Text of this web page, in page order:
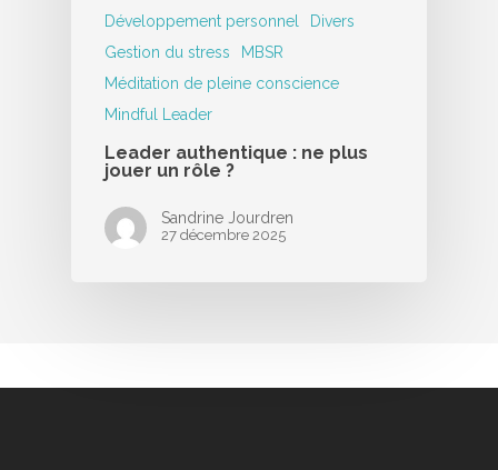
Développement personnel
Divers
Gestion du stress
MBSR
Méditation de pleine conscience
Mindful Leader
Leader authentique : ne plus
jouer un rôle ?
Sandrine Jourdren
27 décembre 2025